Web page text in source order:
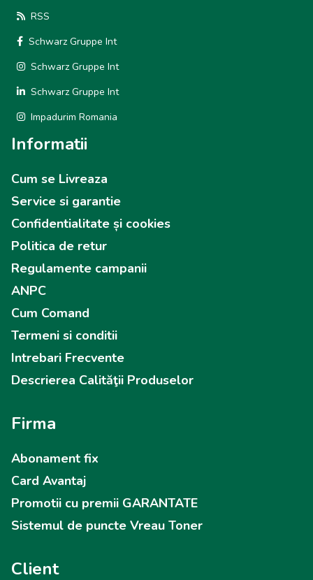
RSS
Schwarz Gruppe Int
Schwarz Gruppe Int
Schwarz Gruppe Int
Impadurim Romania
Informatii
Cum se Livreaza
Service si garantie
Confidentialitate și cookies
Politica de retur
Regulamente campanii
ANPC
Cum Comand
Termeni si conditii
Intrebari Frecvente
Descrierea Calităţii Produselor
Firma
Abonament fix
Card Avantaj
Promotii cu premii GARANTATE
Sistemul de puncte Vreau Toner
Client